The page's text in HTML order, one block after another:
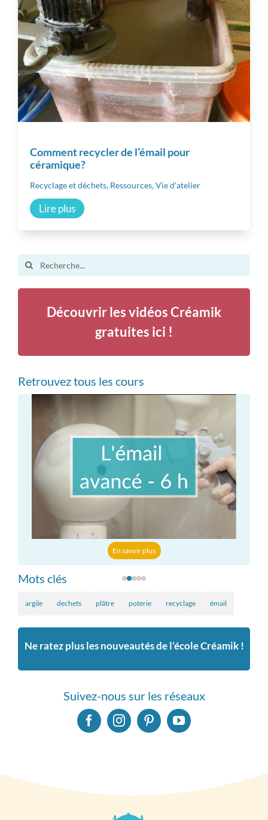
Techniques de céramiques
Matériaux
Matériel
Professionnalisation
Communauté
Autres ressources
Comment recycler de l’émail pour
céramique?
Recyclage et déchets, Ressources,Vie d'atelier
Lire plus
Search
for:
Découvrir les vidéos Créamik
gratuites ici !
Retrouvez tous les cours
En savoir plus
Mots clés
argile dechets plâtre poterie recyclage émail
Ne ratez plus les nouveautés de l’école Créamik !
Suivez-nous sur les réseaux